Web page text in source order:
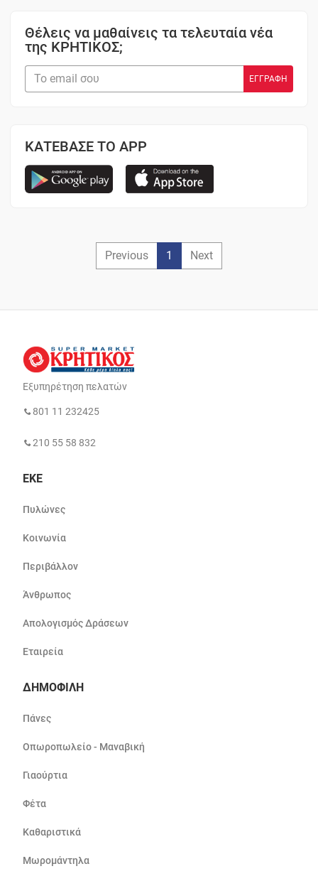
Θέλεις να μαθαίνεις τα τελευταία νέα
της ΚΡΗΤΙΚΟΣ;
ΚΑΤΕΒΑΣΕ ΤΟ APP
Previous 1 Next
Εξυπηρέτηση πελατών
801 11 232425
210 55 58 832
ΕΚΕ
Πυλώνες
Κοινωνία
Περιβάλλον
Άνθρωπος
Απολογισμός Δράσεων
Εταιρεία
ΔΗΜΟΦΙΛΗ
Πάνες
Οπωροπωλείο - Μαναβική
Γιαούρτια
Φέτα
Καθαριστικά
Μωρομάντηλα